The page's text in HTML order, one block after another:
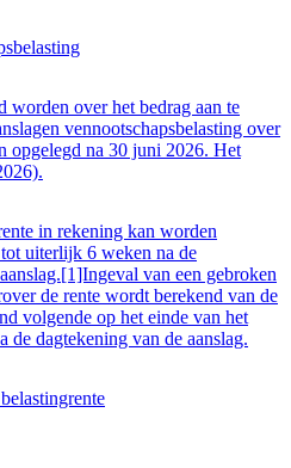
worden over het bedrag aan te
vennootschapsbelasting over
opgelegd na 30 juni 2026. Het
in rekening kan worden
uiterlijk 6 weken na de
van een gebroken
de rente wordt berekend van de
volgende op het einde van het
dagtekening van de aanslag.